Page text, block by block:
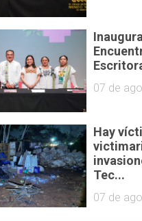
07 de
Hay
Tec...
07 de